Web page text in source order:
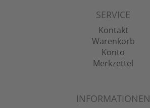
SERVICE
Kontakt
Warenkorb
Konto
Merkzettel
INFORMATIONEN